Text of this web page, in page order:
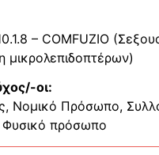
– COMFUZIO
μικρολεπιδοπτέρων)
οι:
, Νομικό Πρόσωπο,
Φυσικό πρόσωπο